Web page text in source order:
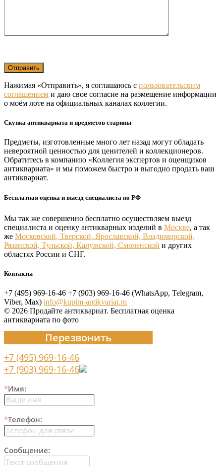
Нажимая «Отправить», я соглашаюсь с пользовательским
соглашением и даю свое согласие на размещение информации
о моём лоте на официальных каналах коллегии.
Скупка антиквариата и предметов старины
Предметы, изготовленные много лет назад могут обладать
невероятной ценностью для ценителей и коллекционеров.
Обратитесь в компанию «Коллегия экспертов и оценщиков
антиквариата» и мы поможем быстро и выгодно продать ваш
антиквариат.
Бесплатная оценка и выезд специалиста по РФ
Мы так же совершенно бесплатно осуществляем выезд
специалиста и оценку антикварных изделий в Москве, а так
же Московской, Тверской, Ярославской, Владимирской,
Рязанской, Тульской, Калужской, Смоленской и других
областях России и СНГ.
Контакты
+7 (495) 969-16-46 +7 (903) 969-16-46 (WhatsApp, Telegram,
Viber, Max) info@kupim-antikvariat.ru
© 2026 Продайте антиквариат. Бесплатная оценка
антиквариата по фото
Перезвонить
+7 (495) 969-16-46
+7 (903) 969-16-46
*Имя:
*Телефон:
Сообщение: